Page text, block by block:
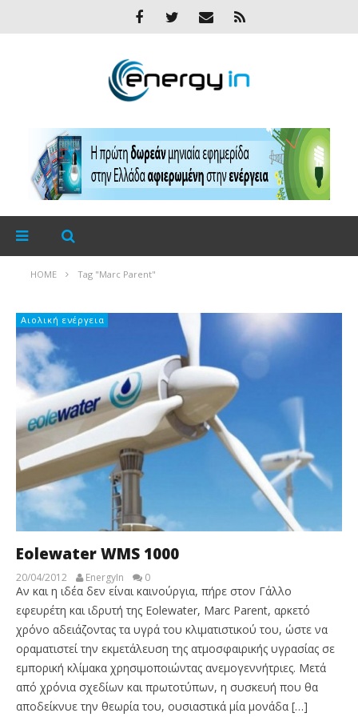
HOME Tag "Marc Parent"
Αιολική ενέργεια
Eolewater WMS 1000
20/04/2012 EnergyIn 0
Αν και η ιδέα δεν είναι καινούργια, πήρε στον Γάλλο
εφευρέτη και ιδρυτή της Eolewater, Marc Parent, αρκετό
χρόνο αδειάζοντας τα υγρά του κλιματιστικού του, ώστε να
οραματιστεί την εκμετάλευση της ατμοσφαιρικής υγρασίας σε
εμπορική κλίμακα χρησιμοποιώντας ανεμογεννήτριες. Μετά
από χρόνια σχεδίων και πρωτοτύπων, η συσκευή που θα
αποδείκνυε την θεωρία του, ουσιαστικά μία μονάδα […]